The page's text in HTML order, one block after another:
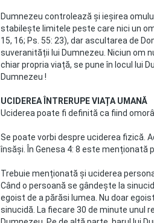
Dumnezeu controlează și ieșirea
stabilește limitele peste care nici un
15, 16; Ps. 55: 23), dar ascultarea de
suveranității lui Dumnezeu. Niciun om
chiar propria viață, se pune în locul lui
Dumnezeu !
UCIDEREA ÎNTRERUPE VIAȚA UMANĂ
Uciderea poate fi definită ca fiind
Se poate vorbi despre uciderea fizică.
însăși. În Genesa 4: 8 este menționată
Trebuie menționată și uciderea
Când o persoană se gândește la
egoist de a părăsi lumea. Nu doar
sinucidă. La fiecare 30 de minute unul